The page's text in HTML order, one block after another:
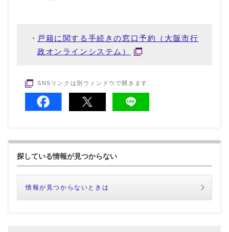
戸籍に関する手続きの窓口予約（大阪市行
政オンラインシステム）
SNSリンクは別ウィンドウで開きます
探している情報が見つからない
情報が見つからないときは